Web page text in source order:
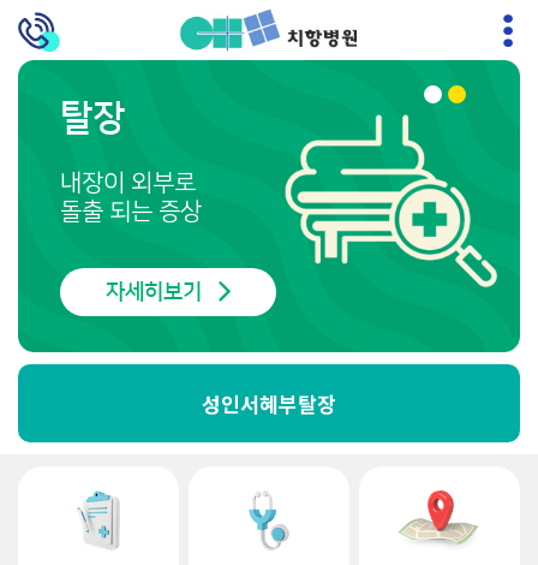
탈장
내장이 외부로
돌출 되는 증상
자세히보기
성인서혜부탈장